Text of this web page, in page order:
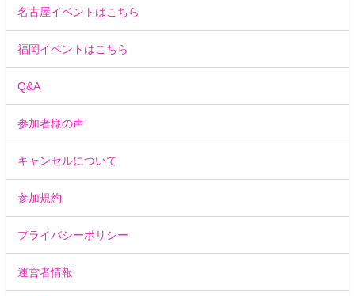
名古屋イベントはこちら
福岡イベントはこちら
Q&A
参加者様の声
キャンセルについて
参加規約
プライバシーポリシー
運営者情報